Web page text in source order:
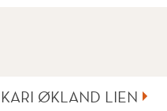
KARI ØKLAND LIEN